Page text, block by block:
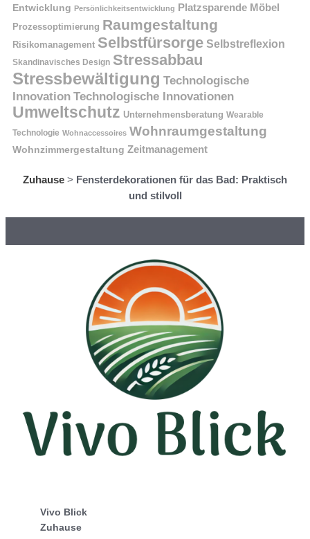
Entwicklung Persönlichkeitsentwicklung Platzsparende Möbel
Prozessoptimierung Raumgestaltung
Risikomanagement Selbstfürsorge Selbstreflexion
Skandinavisches Design Stressabbau
Stressbewältigung Technologische
Innovation Technologische Innovationen
Umweltschutz Unternehmensberatung Wearable
Technologie Wohnaccessoires Wohnraumgestaltung
Wohnzimmergestaltung Zeitmanagement
Zuhause > Fensterdekorationen für das Bad: Praktisch
und stilvoll
Vivo Blick
Zuhause